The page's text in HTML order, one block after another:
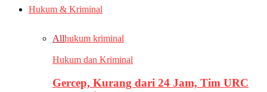
Hukum & Kriminal
Allhukum kriminal
Hukum dan Kriminal
Gercep, Kurang dari 24 Jam, Tim URC